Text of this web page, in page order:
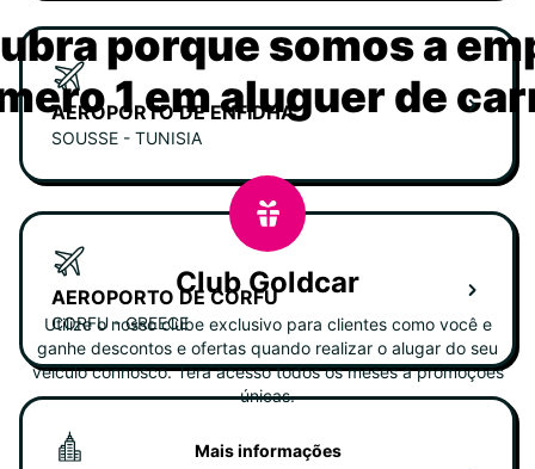
AEROPORTO DE ENFIDHA
SOUSSE - TUNISIA
AEROPORTO DE CORFU
CORFU - GREECE
porque somos a
1 em aluguer de
Club Goldcar
Utilize o nosso clube exclusivo para clientes como você e
ganhe descontos e ofertas quando realizar o alugar do seu
veiculo connosco. Terá acesso todos os meses a promoções
únicas.
Mais informações